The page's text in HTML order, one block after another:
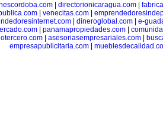
| directorionicaragua.com|
venecitas.com
dineroglobal.com e-
| panamapropiedades.com|
| asesoriasempresariales.com|
empresapublicitaria.com